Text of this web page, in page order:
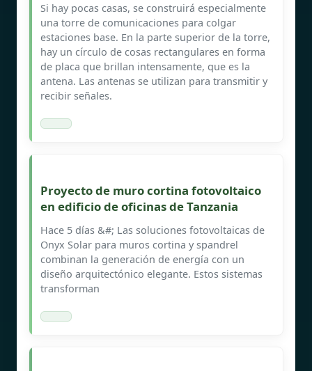
Si hay pocas casas, se construirá especialmente
una torre de comunicaciones para colgar
estaciones base. En la parte superior de la torre,
hay un círculo de cosas rectangulares en forma
de placa que brillan intensamente, que es la
antena. Las antenas se utilizan para transmitir y
recibir señales.
Proyecto de muro cortina fotovoltaico
en edificio de oficinas de Tanzania
Hace 5 días &#; Las soluciones fotovoltaicas de
Onyx Solar para muros cortina y spandrel
combinan la generación de energía con un
diseño arquitectónico elegante. Estos sistemas
transforman